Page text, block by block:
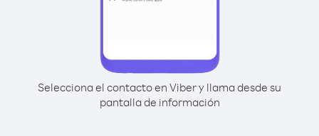
Selecciona el contacto en Viber y llama desde su
pantalla de información